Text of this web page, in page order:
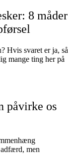
8 måder
Hvis svaret er ja, så
mange ting her på
påvirke os
adfærd, men